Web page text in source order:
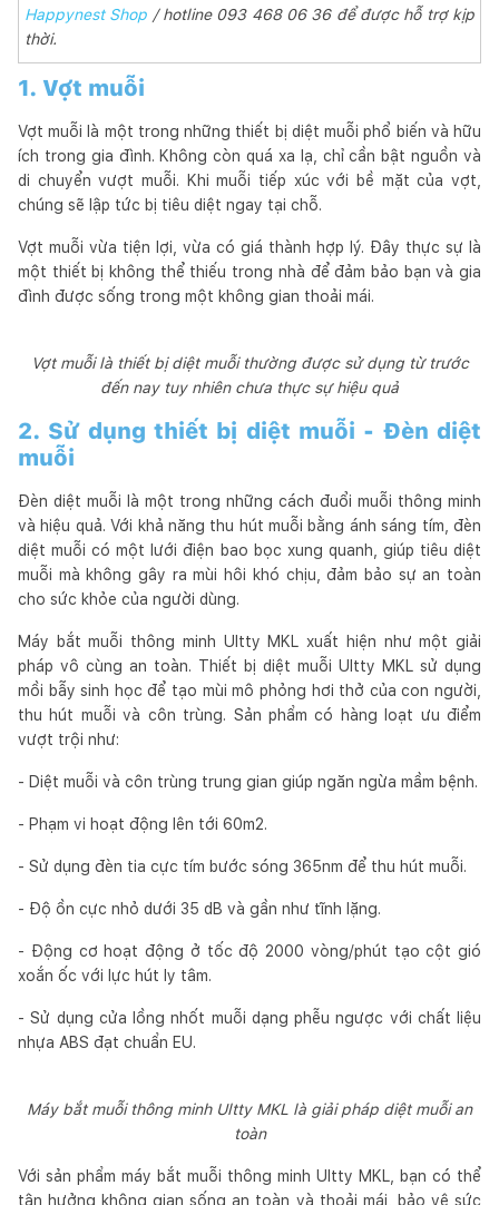
Happynest Shop / hotline 093 468 06 36 để được hỗ trợ kịp
thời.
1. Vợt muỗi
Vợt muỗi là một trong những thiết bị diệt muỗi phổ biến và hữu
ích trong gia đình. Không còn quá xa lạ, chỉ cần bật nguồn và
di chuyển vượt muỗi. Khi muỗi tiếp xúc với bề mặt của vợt,
chúng sẽ lập tức bị tiêu diệt ngay tại chỗ.
Vợt muỗi vừa tiện lợi, vừa có giá thành hợp lý. Đây thực sự là
một thiết bị không thể thiếu trong nhà để đảm bảo bạn và gia
đình được sống trong một không gian thoải mái.
Vợt muỗi là thiết bị diệt muỗi thường được sử dụng từ trước
đến nay tuy nhiên chưa thực sự hiệu quả
2. Sử dụng thiết bị diệt muỗi - Đèn diệt
muỗi
Đèn diệt muỗi là một trong những cách đuổi muỗi thông minh
và hiệu quả. Với khả năng thu hút muỗi bằng ánh sáng tím, đèn
diệt muỗi có một lưới điện bao bọc xung quanh, giúp tiêu diệt
muỗi mà không gây ra mùi hôi khó chịu, đảm bảo sự an toàn
cho sức khỏe của người dùng.
Máy bắt muỗi thông minh Ultty MKL xuất hiện như một giải
pháp vô cùng an toàn. Thiết bị diệt muỗi Ultty MKL sử dụng
mồi bẫy sinh học để tạo mùi mô phỏng hơi thở của con người,
thu hút muỗi và côn trùng. Sản phẩm có hàng loạt ưu điểm
vượt trội như:
- Diệt muỗi và côn trùng trung gian giúp ngăn ngừa mầm bệnh.
- Phạm vi hoạt động lên tới 60m2.
- Sử dụng đèn tia cực tím bước sóng 365nm để thu hút muỗi.
- Độ ồn cực nhỏ dưới 35 dB và gần như tĩnh lặng.
- Động cơ hoạt động ở tốc độ 2000 vòng/phút tạo cột gió
xoắn ốc với lực hút ly tâm.
- Sử dụng cửa lồng nhốt muỗi dạng phễu ngược với chất liệu
nhựa ABS đạt chuẩn EU.
Máy bắt muỗi thông minh Ultty MKL là giải pháp diệt muỗi an
toàn
Với sản phẩm máy bắt muỗi thông minh Ultty MKL, bạn có thể
tận hưởng không gian sống an toàn và thoải mái, bảo vệ sức